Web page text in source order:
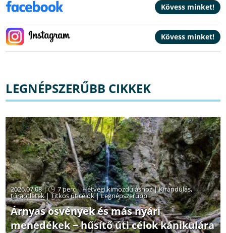
LEGNÉPSZERŰBB CIKKEK
2026.07.08 | 7 perc|Hétvégi kimozduláshoz|Kirándulás,
túraötletek|Titkos úticélok|Legnépszerűbb
Árnyas ösvények és más nyári
menedékek − hűsítő úti célok kánikulára